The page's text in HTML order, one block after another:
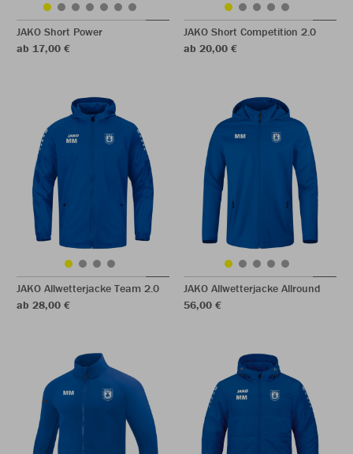
JAKO Short Power
ab 17,00 €
JAKO Short Competition 2.0
ab 20,00 €
JAKO Allwetterjacke Team 2.0
ab 28,00 €
JAKO Allwetterjacke Allround
56,00 €